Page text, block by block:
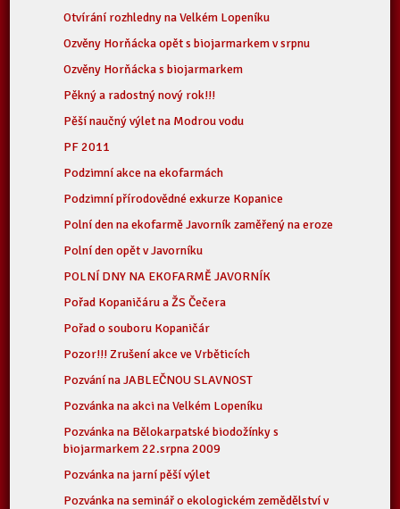
Otvírání rozhledny na Velkém Lopeníku
Ozvěny Horňácka opět s biojarmarkem v srpnu
Ozvěny Horňácka s biojarmarkem
Pěkný a radostný nový rok!!!
Pěší naučný výlet na Modrou vodu
PF 2011
Podzimní akce na ekofarmách
Podzimní přírodovědné exkurze Kopanice
Polní den na ekofarmě Javorník zaměřený na eroze
Polní den opět v Javorníku
POLNÍ DNY NA EKOFARMĚ JAVORNÍK
Pořad Kopaničáru a ŽS Čečera
Pořad o souboru Kopaničár
Pozor!!! Zrušení akce ve Vrběticích
Pozvání na JABLEČNOU SLAVNOST
Pozvánka na akci na Velkém Lopeníku
Pozvánka na Bělokarpatské biodožínky s
biojarmarkem 22.srpna 2009
Pozvánka na jarní pěší výlet
Pozvánka na seminář o ekologickém zemědělství v